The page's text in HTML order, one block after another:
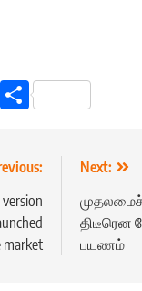
TwitterShare
market
Next:
திடீரென
பயணம்